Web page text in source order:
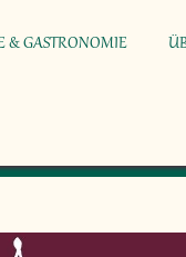
& GASTRONOMIE